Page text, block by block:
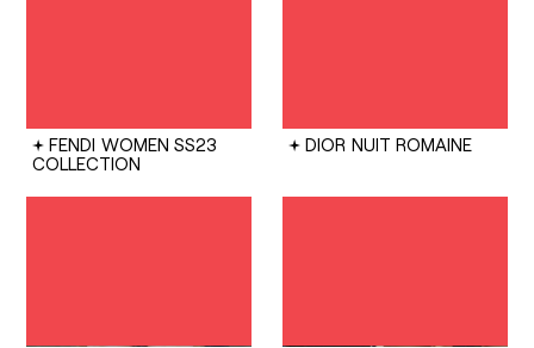
FENDI WOMEN SS23
COLLECTION
DIOR NUIT ROMAINE